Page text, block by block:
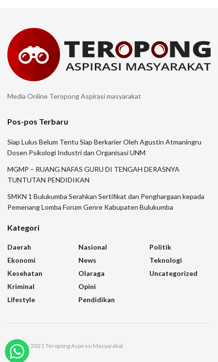
Media Online Teropong Aspirasi masyarakat
Pos-pos Terbaru
Siap Lulus Belum Tentu Siap Berkarier Oleh Agustin Atmaningru
Dosen Psikologi Industri dan Organisasi UNM
MGMP – RUANG NAFAS GURU DI TENGAH DERASNYA
TUNTUTAN PENDIDIKAN
SMKN 1 Bulukumba Serahkan Sertifikat dan Penghargaan kepada
Pemenang Lomba Forum Genre Kabupaten Bulukumba
Kategori
Daerah
Ekonomi
Kesehatan
Kriminal
Lifestyle
Nasional
News
Olaraga
Opini
Pendidikan
Politik
Teknologi
Uncategorized
© 2021 - 2021 Teropong Aspirasi Masyarakat